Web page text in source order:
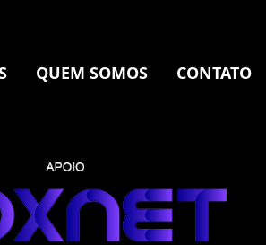
QUEM SOMOS CONTATO